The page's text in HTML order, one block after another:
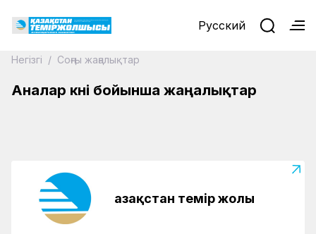
Русский
Негізгі / Соңғы жаңалықтар
Аналар күні бойынша жаңалықтар
15.05.2026
Қауіпті сейілткен теміржолшының анасы
алғысқа бөленді
Қазақстан темір жолы